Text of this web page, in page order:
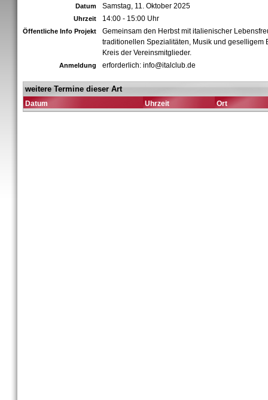
Datum Samstag, 11. Oktober 2025
Uhrzeit 14:00 - 15:00 Uhr
Öffentliche Info Projekt
Gemeinsam den Herbst mit italienischer
traditionellen Spezialitäten, Musik und geselligem
Kreis der Vereinsmitglieder.
Anmeldung erforderlich: info@italclub.de
weitere Termine dieser Art
Datum Uhrzeit Ort